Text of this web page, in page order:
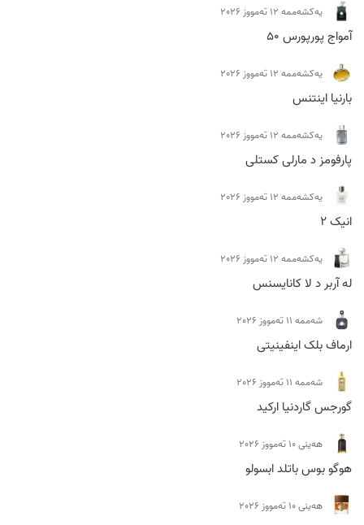
یەکشەممە 12 تەمووز 2026
آمواج پورپورس 50
یەکشەممە 12 تەمووز 2026
بارنیا اینتنس
یەکشەممە 12 تەمووز 2026
پارفومز د مارلی کستلی
یەکشەممە 12 تەمووز 2026
انیک 2
یەکشەممە 12 تەمووز 2026
له آربر د لا کانایسنس
شەممە 11 تەمووز 2026
ارماف بلک اینفینیتی
شەممە 11 تەمووز 2026
گورجس گاردنیا ارکید
ھەینی 10 تەمووز 2026
هوگو بوس باتلد ابسولو
ھەینی 10 تەمووز 2026